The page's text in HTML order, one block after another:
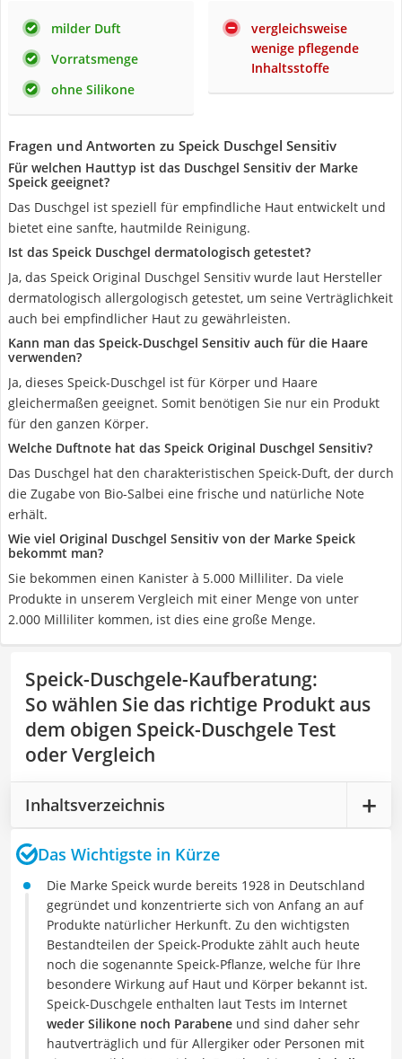
milder Duft
Vorratsmenge
ohne Silikone
vergleichsweise
wenige pflegende
Inhaltsstoffe
Fragen und Antworten zu Speick Duschgel Sensitiv
Für welchen Hauttyp ist das Duschgel Sensitiv der Marke
Speick geeignet?
Das Duschgel ist speziell für empfindliche Haut entwickelt und
bietet eine sanfte, hautmilde Reinigung.
Ist das Speick Duschgel dermatologisch getestet?
Ja, das Speick Original Duschgel Sensitiv wurde laut Hersteller
dermatologisch allergologisch getestet, um seine Verträglichkeit
auch bei empfindlicher Haut zu gewährleisten.
Kann man das Speick-Duschgel Sensitiv auch für die Haare
verwenden?
Ja, dieses Speick-Duschgel ist für Körper und Haare
gleichermaßen geeignet. Somit benötigen Sie nur ein Produkt
für den ganzen Körper.
Welche Duftnote hat das Speick Original Duschgel Sensitiv?
Das Duschgel hat den charakteristischen Speick-Duft, der durch
die Zugabe von Bio-Salbei eine frische und natürliche Note
erhält.
Wie viel Original Duschgel Sensitiv von der Marke Speick
bekommt man?
Sie bekommen einen Kanister à 5.000 Milliliter. Da viele
Produkte in unserem Vergleich mit einer Menge von unter
2.000 Milliliter kommen, ist dies eine große Menge.
Speick-Duschgele-Kaufberatung:
So wählen Sie das richtige Produkt aus
dem obigen Speick-Duschgele Test
oder Vergleich
Inhaltsverzeichnis
Das Wichtigste in Kürze
Die Marke Speick wurde bereits 1928 in Deutschland
gegründet und konzentrierte sich von Anfang an auf
Produkte natürlicher Herkunft. Zu den wichtigsten
Bestandteilen der Speick-Produkte zählt auch heute
noch die sogenannte Speick-Pflanze, welche für Ihre
besondere Wirkung auf Haut und Körper bekannt ist.
Speick-Duschgele enthalten laut Tests im Internet
weder Silikone noch Parabene und sind daher sehr
hautverträglich und für Allergiker oder Personen mit